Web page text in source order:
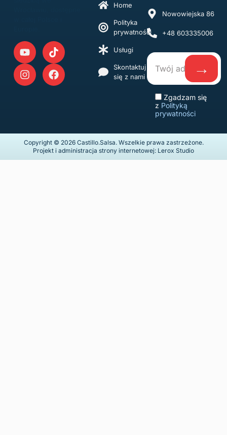
Home
Polityka
prywatności
Usługi
Skontaktuj
się z nami
Nowowiejska 86
+48 603335006
Zgadzam się
z Polityką
prywatności
Copyright © 2026 Castillo.Salsa. Wszelkie prawa zastrzeżone.
Projekt i administracja strony internetowej: Lerox Studio